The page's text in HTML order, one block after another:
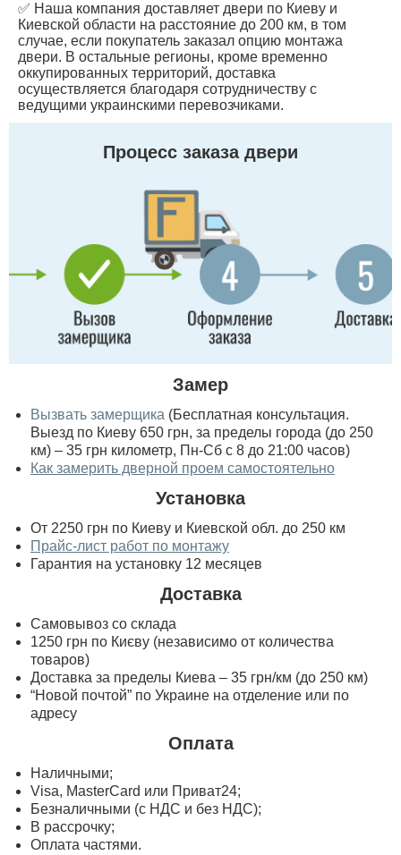
✅ Наша компания доставляет двери по Киеву и
Киевской области на расстояние до 200 км, в том
случае, если покупатель заказал опцию монтажа
двери. В остальные регионы, кроме временно
оккупированных территорий, доставка
осуществляется благодаря сотрудничеству с
ведущими украинскими перевозчиками.
Процесс заказа двери
Замер
Вызвать замерщика (Бесплатная консультация.
Выезд по Киеву 650 грн, за пределы города (до 250
км) – 35 грн километр, Пн-Сб с 8 до 21:00 часов)
Как замерить дверной проем самостоятельно
Установка
От 2250 грн по Киеву и Киевской обл. до 250 км
Прайс-лист работ по монтажу
Гарантия на установку 12 месяцев
Доставка
Самовывоз со склада
1250 грн по Києву (независимо от количества
товаров)
Доставка за пределы Киева – 35 грн/км (до 250 км)
“Новой почтой” по Украине на отделение или по
адресу
Оплата
Наличными;
Visa, MasterСard или Приват24;
Безналичными (с НДС и без НДС);
В рассрочку;
Оплата частями.